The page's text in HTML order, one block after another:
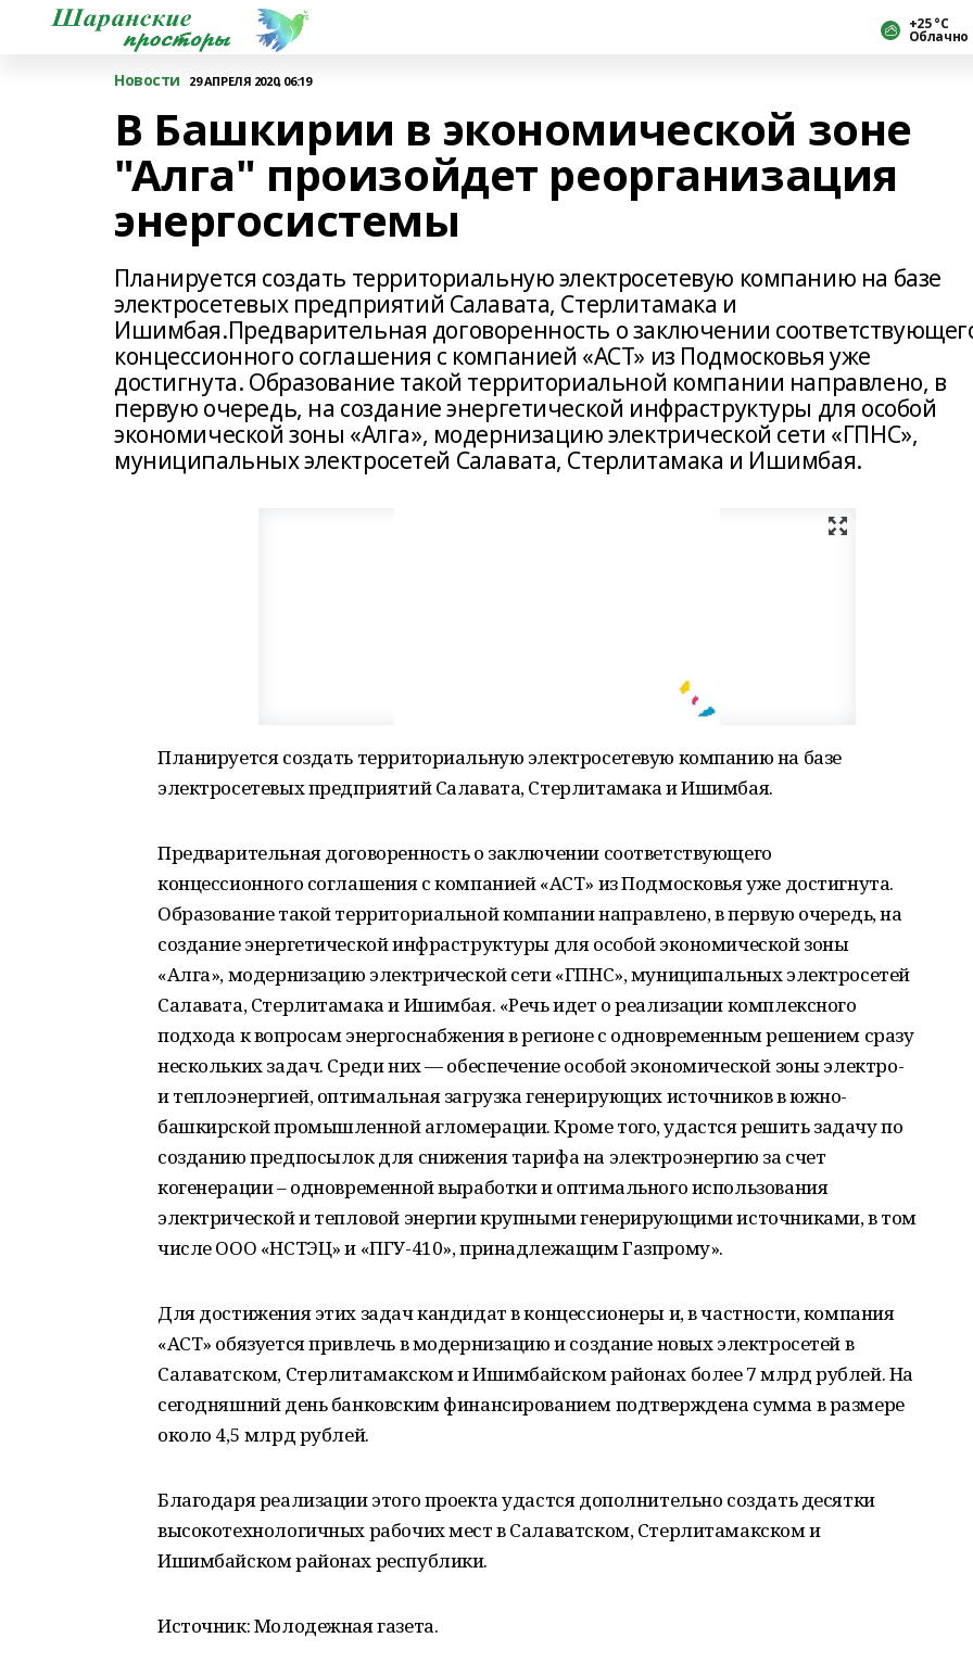
+25 °С
Облачно
Новости 29 АПРЕЛЯ 2020, 06:19
В Башкирии в экономической зоне
"Алга" произойдет реорганизация
энергосистемы
Планируется создать территориальную электросетевую компанию на базе
электросетевых предприятий Салавата, Стерлитамака и
Ишимбая.Предварительная договоренность о заключении
концессионного соглашения с компанией «АСТ» из Подмосковья уже
достигнута. Образование такой территориальной компании направлено, в
первую очередь, на создание энергетической инфраструктуры для особой
экономической зоны «Алга», модернизацию электрической сети «ГПНС»,
муниципальных электросетей Салавата, Стерлитамака и Ишимбая.
Планируется создать территориальную электросетевую компанию на базе
электросетевых предприятий Салавата, Стерлитамака и Ишимбая.
Предварительная договоренность о заключении соответствующего
концессионного соглашения с компанией «АСТ» из Подмосковья уже достигнута.
Образование такой территориальной компании направлено, в первую очередь, на
создание энергетической инфраструктуры для особой экономической зоны
«Алга», модернизацию электрической сети «ГПНС», муниципальных электросетей
Салавата, Стерлитамака и Ишимбая. «Речь идет о реализации комплексного
подхода к вопросам энергоснабжения в регионе с одновременным решением сразу
нескольких задач. Среди них — обеспечение особой экономической зоны электро-
и теплоэнергией, оптимальная загрузка генерирующих источников в южно-
башкирской промышленной агломерации. Кроме того, удастся решить задачу по
созданию предпосылок для снижения тарифа на электроэнергию за счет
когенерации – одновременной выработки и оптимального использования
электрической и тепловой энергии крупными генерирующими источниками, в том
числе ООО «НСТЭЦ» и «ПГУ-410», принадлежащим Газпрому».
Для достижения этих задач кандидат в концессионеры и, в частности, компания
«АСТ» обязуется привлечь в модернизацию и создание новых электросетей в
Салаватском, Стерлитамакском и Ишимбайском районах более 7 млрд рублей. На
сегодняшний день банковским финансированием подтверждена сумма в размере
около 4,5 млрд рублей.
Благодаря реализации этого проекта удастся дополнительно создать десятки
высокотехнологичных рабочих мест в Салаватском, Стерлитамакском и
Ишимбайском районах республики.
Источник: Молодежная газета.